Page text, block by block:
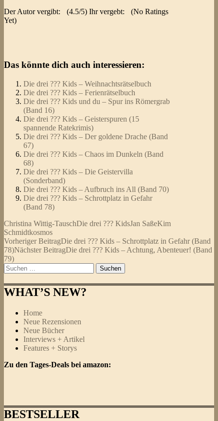
Der Autor vergibt:
(4.5/5) Ihr vergebt:
(No Ratings
Yet)
Das könnte dich auch interessieren:
Die drei ??? Kids – Weihnachtsrätselbuch
Die drei ??? Kids – Ferienrätselbuch
Die drei ??? Kids und du – Spur ins Römergrab
(Band 16)
Die drei ??? Kids – Geisterspuren (15
spannende Ratekrimis)
Die drei ??? Kids – Der goldene Drache (Band
67)
Die drei ??? Kids – Chaos im Dunkeln (Band
68)
Die drei ??? Kids – Die Geistervilla
(Sonderband)
Die drei ??? Kids – Aufbruch ins All (Band 70)
Die drei ??? Kids – Schrottplatz in Gefahr
(Band 78)
Christina Wittig-TauschDie drei ??? KidsJan SaßeKim
Schmidtkosmos
Beitragsnavigation
Vorheriger BeitragDie drei ??? Kids – Schrottplatz in Gefahr (Band
78)Nächster BeitragDie drei ??? Kids – Achtung, Abenteuer! (Band
79)
Suchen
nach:
WHAT’S NEW?
Home
Neue Rezensionen
Neue Bücher
Interviews + Artikel
Features + Storys
Zu den Tages-Deals bei amazon:
BESTSELLER